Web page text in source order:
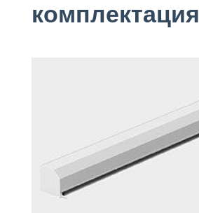
комплектация